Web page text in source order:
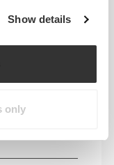
Show details
only